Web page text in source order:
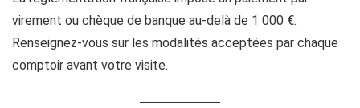
virement ou chèque de banque au-delà de 1 000 €.
Renseignez-vous sur les modalités acceptées par chaque
comptoir avant votre visite.